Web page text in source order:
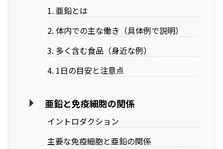
1. 亜鉛とは
2. 体内での主な働き（具体例で説明）
3. 多く含む食品（身近な例）
4. 1日の目安と注意点
亜鉛と免疫細胞の関係
イントロダクション
主要な免疫細胞と亜鉛の関係